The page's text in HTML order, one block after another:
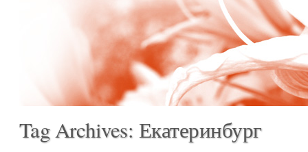
Tag Archives: Екатеринбург